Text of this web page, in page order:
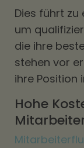
Dies führt
um
die ihre
stehen vor
ihre Position
Hohe